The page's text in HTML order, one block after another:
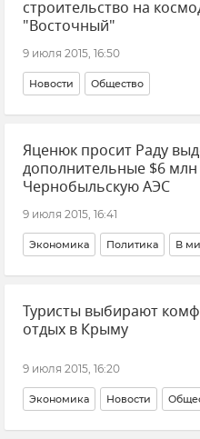
строительство на
"Восточный"
9 июля 2015, 16:50
Новости Общество
Яценюк просит Раду
дополнительные $6 млн
Чернобыльскую АЭС
9 июля 2015, 16:41
Экономика Политика В
Туристы выбирают
отдых в Крыму
9 июля 2015, 16:20
Экономика Новости
Туристический сезон-2015